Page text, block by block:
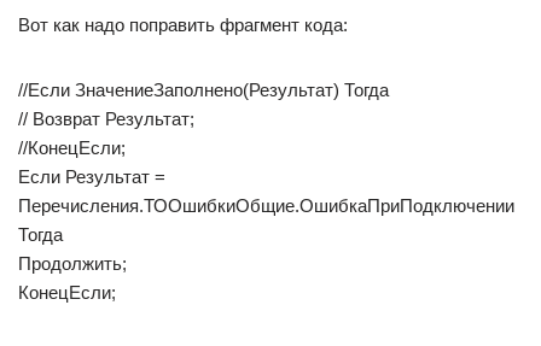
Вот как надо поправить фрагмент кода:
//Если ЗначениеЗаполнено(Результат) Тогда
// Возврат Результат;
//КонецЕсли;
Если Результат =
Перечисления.ТООшибкиОбщие.ОшибкаПриПодключении
Тогда
Продолжить;
КонецЕсли;